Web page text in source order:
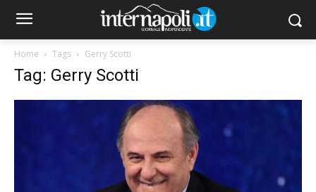
Home Tags Gerry Scotti
Tag: Gerry Scotti